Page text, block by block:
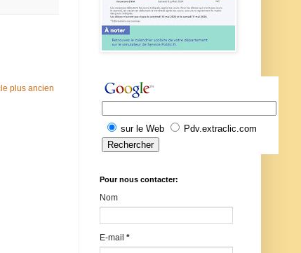
plus ancien
sur le Web Pdv.extraclic.com
Pour nous contacter:
Nom
E-mail *